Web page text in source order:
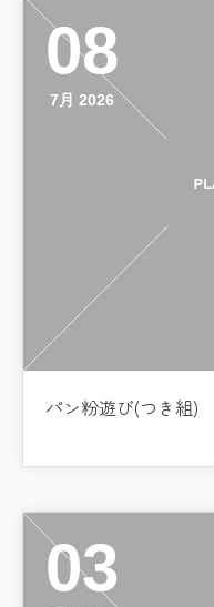
08
7月 2026
パン粉遊び(つき組)
03